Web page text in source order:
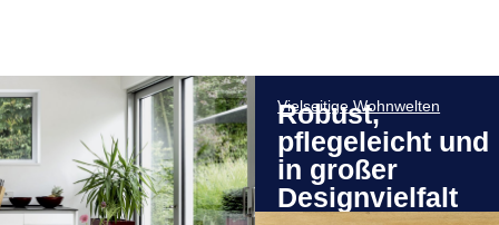
Vielseitige Wohnwelten
Robust,
pflegeleicht und
in großer
Designvielfalt